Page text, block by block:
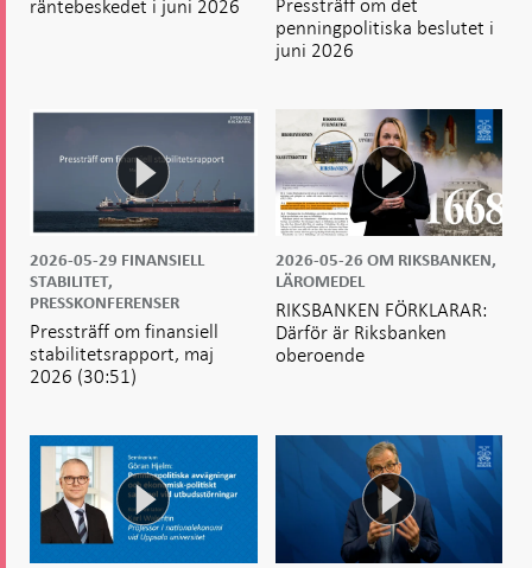
räntebeskedet i juni 2026
penningpolitiska beslutet i
juni 2026
2026-05-29 FINANSIELL
STABILITET,
PRESSKONFERENSER
Pressträff om finansiell
stabilitetsrapport, maj
2026 (30:51)
2026-05-26 OM RIKSBANKEN,
LÄROMEDEL
RIKSBANKEN FÖRKLARAR:
Därför är Riksbanken
oberoende